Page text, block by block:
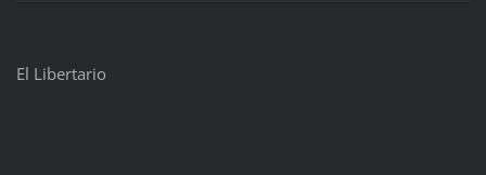
El Libertario